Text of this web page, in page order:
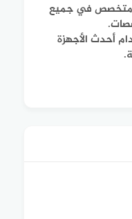
متخصص في جميع
أحدث الأجهزة